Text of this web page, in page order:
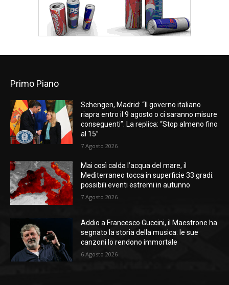
Primo Piano
Schengen, Madrid: “Il governo italiano
riapra entro il 9 agosto o ci saranno misure
conseguenti”. La replica: “Stop almeno fino
al 15”
7 Agosto 2026
Mai così calda l’acqua del mare, il
Mediterraneo tocca in superficie 33 gradi:
possibili eventi estremi in autunno
7 Agosto 2026
Addio a Francesco Guccini, il Maestrone ha
segnato la storia della musica: le sue
canzoni lo rendono immortale
6 Agosto 2026